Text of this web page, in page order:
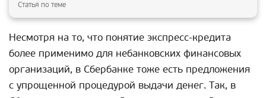
Статья по теме
Несмотря на то, что понятие экспресс-кредита
более применимо для небанковских финансовых
организаций, в Сбербанке тоже есть предложения
с упрощенной процедурой выдачи денег. Так, в